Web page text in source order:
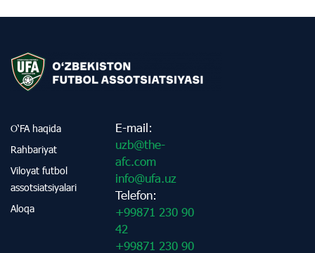
O‘FA haqida
Rahbariyat
Viloyat futbol
assotsiatsiyalari
Aloqa
E-mail:
uzb@the-
afc.com
info@ufa.uz
Telefon:
+99871 230 90
42
+99871 230 90